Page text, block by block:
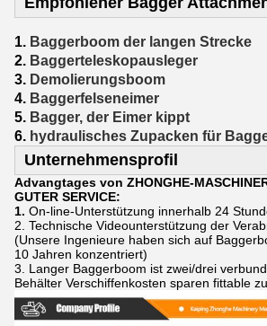
1. Baggerboom der langen Strecke
2. Baggerteleskopausleger
3. Demolierungsboom
4. Baggerfelseneimer
5. Bagger, der Eimer kippt
6. hydraulisches Zupacken für
Unternehmensprofil
Advangtages von ZHONGHE-
GUTER SERVICE:
1. On-line-Unterstützung innerhalb 24
2. Technische Videounterstützung der
(Unsere Ingenieure haben sich auf
10 Jahren konzentriert)
3. Langer Baggerboom ist zwei/drei
Behälter Verschiffenkosten sparen fittable